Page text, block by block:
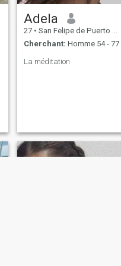
Adela
27 • San Felipe de Puerto Plata, Puerto Plata, Rep.Dominicaine
Cherchant: Homme 54 - 77
La méditation